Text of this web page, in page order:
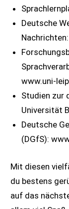
Deutsche
www.uni-
Studien zur
Universität
Deutsche
(DGfS):
Mit diesen
du bestens
auf das